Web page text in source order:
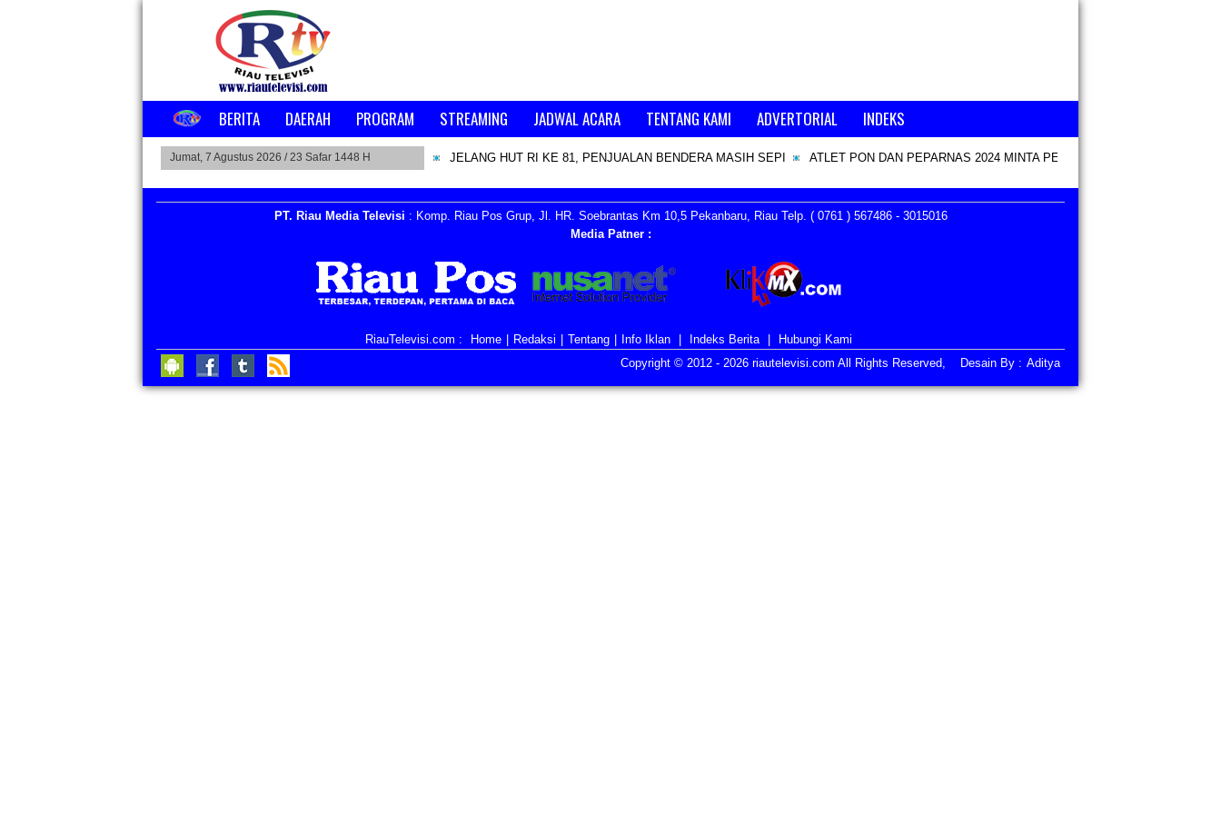
BERITA DAERAH PROGRAM STREAMING JADWAL ACARA TENTANG KAMI ADVERTORIAL INDEKS
Jumat, 7 Agustus 2026 /23 Safar 1448 H JELANG HUT RI KE 81, PENJUALAN BENDERA MASIH SEPI ATLET PON DAN PEPARNAS 2024 MINTA PENCAIRAN KEKURANGAN
PT. Riau Media Televisi : Komp. Riau Pos Grup, Jl. HR. Soebrantas Km 10,5 Pekanbaru, Riau Telp. ( 0761 ) 567486 - 3015016
Media Patner :
RiauTelevisi.com : Home Redaksi Tentang Info Iklan Indeks Berita
Hubungi Kami
Copyright © 2012 - 2026 riautelevisi.com All Rights Reserved, Desain By : Aditya